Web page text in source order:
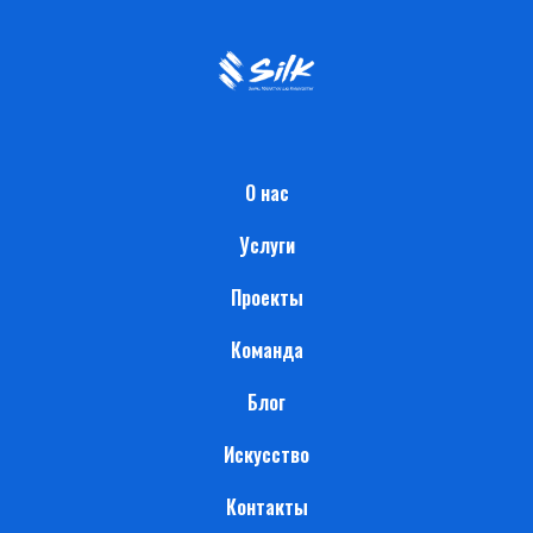
О нас
Услуги
Проекты
Команда
Блог
Искусство
Контакты